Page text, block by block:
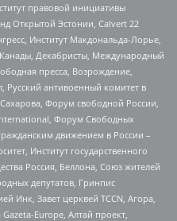
правовой инициативы
Открытой Эстонии, Calvert 22
Институт Макдональда-Лорье,
Декабристы, Международный
пресса, Возрождение,
Русский антивоенный комитет в
Форум свободной России,
Форум Свободных
движением в России –
Институт государственного
Россия, Беллона, Союз жителей
депутатов, Гринпис
Инк, Завет церквей TCCN, Агора,
Europe, Алтай проект,